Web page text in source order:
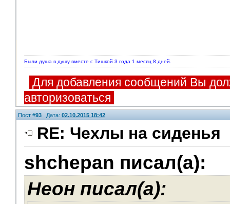
Были душа в душу вместе с Тишкой 3 года 1 месяц 8 дней.
Для добавления сообщений Вы
авторизоваться
Пост #93 Дата: 02.10.2015 18:42
RE: Чехлы на сиденья
shchepan писал(а):
Неон писал(а):